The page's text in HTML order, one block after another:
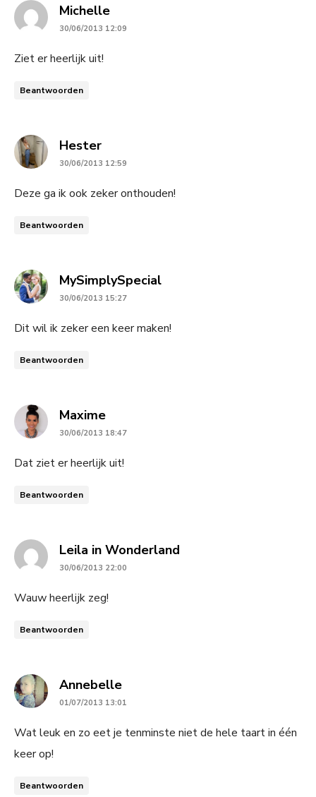
Michellesays:
30/06/2013 12:09
Ziet er heerlijk uit!
Beantwoorden
Hestersays:
30/06/2013 12:59
Deze ga ik ook zeker onthouden!
Beantwoorden
MySimplySpecialsays:
30/06/2013 15:27
Dit wil ik zeker een keer maken!
Beantwoorden
Maximesays:
30/06/2013 18:47
Dat ziet er heerlijk uit!
Beantwoorden
Leila in Wonderland
30/06/2013 22:00
Wauw heerlijk zeg!
Beantwoorden
Annebellesays:
01/07/2013 13:01
Wat leuk en zo eet je tenminste niet de hele taart in één
keer op!
Beantwoorden